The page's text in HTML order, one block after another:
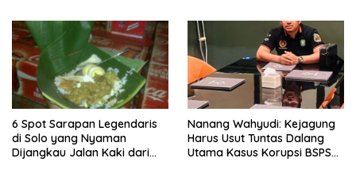
6 Spot Sarapan Legendaris
di Solo yang Nyaman
Dijangkau Jalan Kaki dari
Nanang Wahyudi: Kejagung
Harus Usut Tuntas Dalang
Utama Kasus Korupsi BSPS